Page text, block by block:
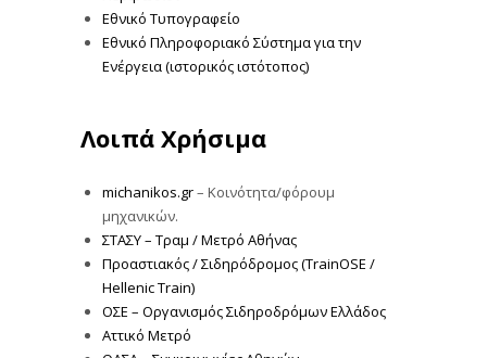
Εθνικό Τυπογραφείο
Εθνικό Πληροφοριακό Σύστημα για την
Ενέργεια (ιστορικός ιστότοπος)
Λοιπά Χρήσιμα
michanikos.gr– Κοινότητα/φόρουμ
μηχανικών.
ΣΤΑΣΥ – Τραμ / Μετρό Αθήνας
Προαστιακός / Σιδηρόδρομος (TrainOSE /
Hellenic Train)
ΟΣΕ – Οργανισμός Σιδηροδρόμων Ελλάδος
Αττικό Μετρό